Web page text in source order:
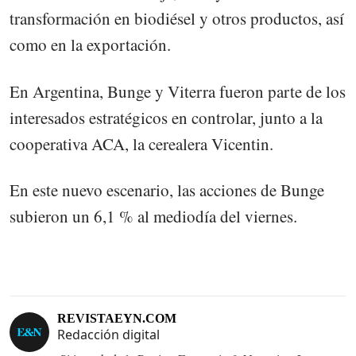
transformación en biodiésel y otros productos, así
como en la exportación.
En Argentina, Bunge y Viterra fueron parte de los
interesados estratégicos en controlar, junto a la
cooperativa ACA, la cerealera Vicentin.
En este nuevo escenario, las acciones de Bunge
subieron un 6,1 % al mediodía del viernes.
REVISTAEYN.COM
Redacción digital